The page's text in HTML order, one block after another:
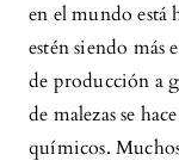
en el mundo está
estén siendo más
de producción a
de malezas se
químicos.